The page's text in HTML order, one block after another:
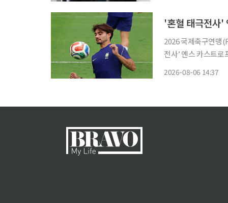
'혼혈 태극전사'
2026 국제축구연맹
전사’ 옌스 카스트
2026-08-06 14:37